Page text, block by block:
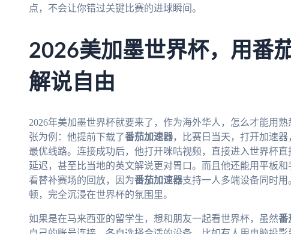
点，不会让你错过关键比赛的进球瞬间。
2026美加墨世界杯，用番
解说自由
2026年美加墨世界杯就要来了，作为海外华人，怎么才能用
张为例：他提前下载了番茄加速器，比赛日当天，打开加速器
最优线路。连接成功后，他打开咪咕视频，直接进入世界杯
延迟，甚至比当地的英文解说更对胃口。而且他还能用平板
看替补赛场的回放，因为番茄加速器支持一人多端设备同时
顿，完全沉浸在世界杯的氛围里。
如果是在马来西亚的留学生，想和朋友一起看世界杯，虽然番